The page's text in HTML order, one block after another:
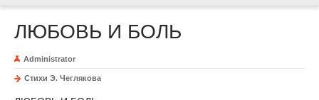
ЛЮБОВЬ И БОЛЬ
Administrator
Стихи Э. Чеглякова